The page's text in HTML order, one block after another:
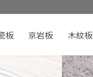
板 京岩板 木紋板